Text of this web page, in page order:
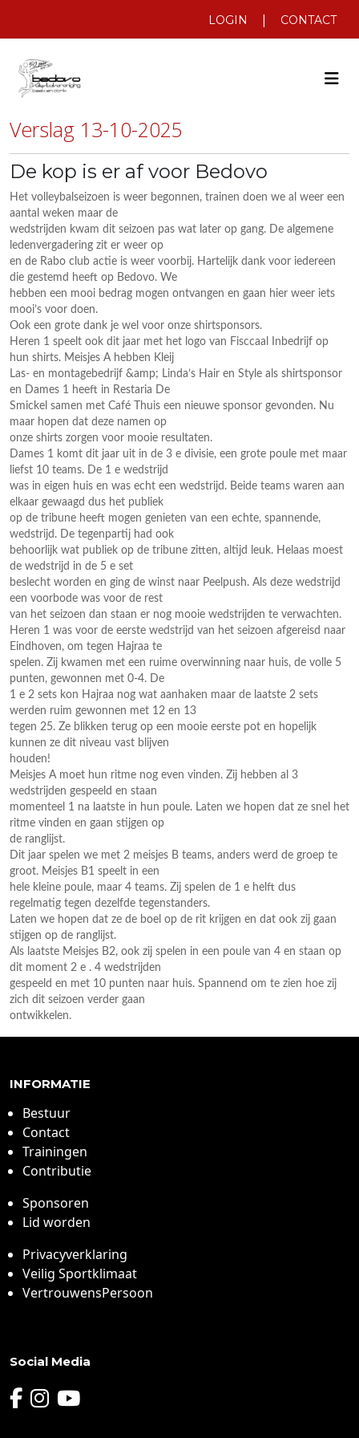
CONTACT
|
LOGIN
Verslag 13-10-2025
De kop is er af voor Bedovo
Het volleybalseizoen is weer begonnen, trainen doen we al weer een
aantal weken maar de
wedstrijden kwam dit seizoen pas wat later op gang. De algemene
ledenvergadering zit er weer op
en de Rabo club actie is weer voorbij. Hartelijk dank voor iedereen
die gestemd heeft op Bedovo. We
hebben een mooi bedrag mogen ontvangen en gaan hier weer iets
mooi’s voor doen.
Ook een grote dank je wel voor onze shirtsponsors.
Heren 1 speelt ook dit jaar met het logo van Fisccaal Inbedrijf op
hun shirts. Meisjes A hebben Kleij
Las- en montagebedrijf &amp; Linda’s Hair en Style als shirtsponsor
en Dames 1 heeft in Restaria De
Smickel samen met Café Thuis een nieuwe sponsor gevonden. Nu
maar hopen dat deze namen op
onze shirts zorgen voor mooie resultaten.
Dames 1 komt dit jaar uit in de 3 e divisie, een grote poule met maar
liefst 10 teams. De 1 e wedstrijd
was in eigen huis en was echt een wedstrijd. Beide teams waren aan
elkaar gewaagd dus het publiek
op de tribune heeft mogen genieten van een echte, spannende,
wedstrijd. De tegenpartij had ook
behoorlijk wat publiek op de tribune zitten, altijd leuk. Helaas moest
de wedstrijd in de 5 e set
beslecht worden en ging de winst naar Peelpush. Als deze wedstrijd
een voorbode was voor de rest
van het seizoen dan staan er nog mooie wedstrijden te verwachten.
Heren 1 was voor de eerste wedstrijd van het seizoen afgereisd naar
Eindhoven, om tegen Hajraa te
spelen. Zij kwamen met een ruime overwinning naar huis, de volle 5
punten, gewonnen met 0-4. De
1 e 2 sets kon Hajraa nog wat aanhaken maar de laatste 2 sets
werden ruim gewonnen met 12 en 13
tegen 25. Ze blikken terug op een mooie eerste pot en hopelijk
kunnen ze dit niveau vast blijven
houden!
Meisjes A moet hun ritme nog even vinden. Zij hebben al 3
wedstrijden gespeeld en staan
momenteel 1 na laatste in hun poule. Laten we hopen dat ze snel het
ritme vinden en gaan stijgen op
de ranglijst.
Dit jaar spelen we met 2 meisjes B teams, anders werd de groep te
groot. Meisjes B1 speelt in een
hele kleine poule, maar 4 teams. Zij spelen de 1 e helft dus
regelmatig tegen dezelfde tegenstanders.
Laten we hopen dat ze de boel op de rit krijgen en dat ook zij gaan
stijgen op de ranglijst.
Als laatste Meisjes B2, ook zij spelen in een poule van 4 en staan op
dit moment 2 e . 4 wedstrijden
gespeeld en met 10 punten naar huis. Spannend om te zien hoe zij
zich dit seizoen verder gaan
ontwikkelen.
INFORMATIE
Bestuur
Contact
Trainingen
Contributie
Sponsoren
Lid worden
Privacyverklaring
Veilig Sportklimaat
VertrouwensPersoon
Social Media